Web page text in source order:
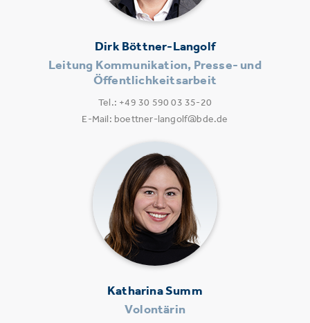
Dirk Böttner-Langolf
Leitung Kommunikation, Presse- und
Öffentlichkeitsarbeit
Tel.: +49 30 590 03 35-20
E-Mail: boettner-langolf@bde.de
Katharina Summ
Volontärin